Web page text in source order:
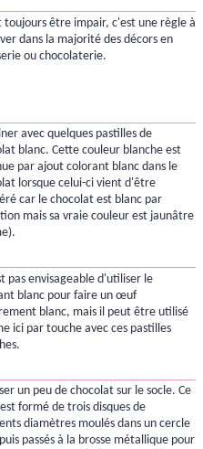
toujours être impair, c'est une règle à
dans la majorité des décors en
ou chocolaterie.
avec quelques pastilles de
blanc. Cette couleur blanche est
par ajout colorant blanc dans le
lorsque celui-ci vient d'être
car le chocolat est blanc par
mais sa vraie couleur est jaunâtre
pas envisageable d'utiliser le
blanc pour faire un œuf
blanc, mais il peut être utilisé
ici par touche avec ces pastilles
un peu de chocolat sur le socle. Ce
formé de trois disques de
diamètres moulés dans un cercle
passés à la brosse métallique pour